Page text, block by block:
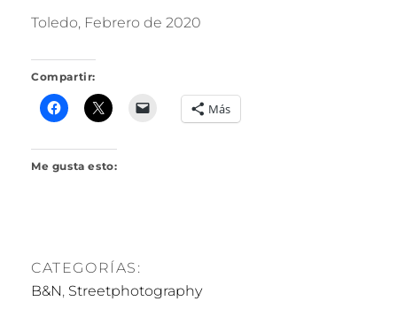
Toledo, Febrero de 2020
Compartir:
Más
Me gusta esto:
CATEGORÍAS:
B&N, Streetphotography